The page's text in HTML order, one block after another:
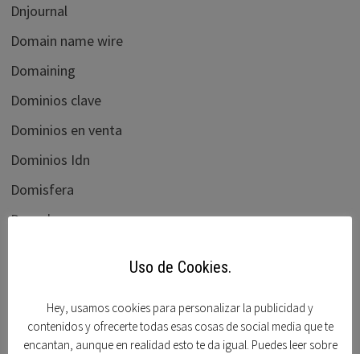
Dnjournal
Domain name wire
Domaining
Dominios clave
Dominios en venta
Dominios Idn
Domisfera
Domobay
flippa.com
Foro beta
Uso de Cookies.
Hey, usamos cookies para personalizar la publicidad y
contenidos y ofrecerte todas esas cosas de social media que te
encantan, aunque en realidad esto te da igual. Puedes leer sobre